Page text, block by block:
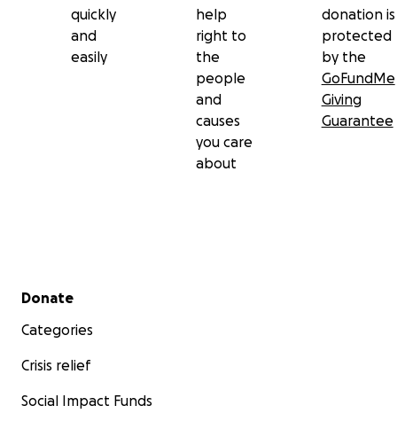
quickly
and
easily
help
right to
the
people
and
causes
you care
about
donation is
protected
by the
GoFundMe
Giving
Guarantee
Secondary menu
Donate
Categories
Crisis relief
Social Impact Funds